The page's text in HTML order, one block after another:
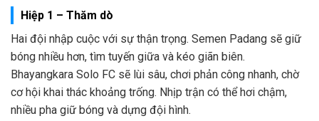
Hiệp 1 – Thăm dò
Hai đội nhập cuộc với sự thận trọng. Semen Padang sẽ giữ
bóng nhiều hơn, tìm tuyến giữa và kéo giãn biên.
Bhayangkara Solo FC sẽ lùi sâu, chơi phản công nhanh, chờ
cơ hội khai thác khoảng trống. Nhịp trận có thể hơi chậm,
nhiều pha giữ bóng và dựng đội hình.